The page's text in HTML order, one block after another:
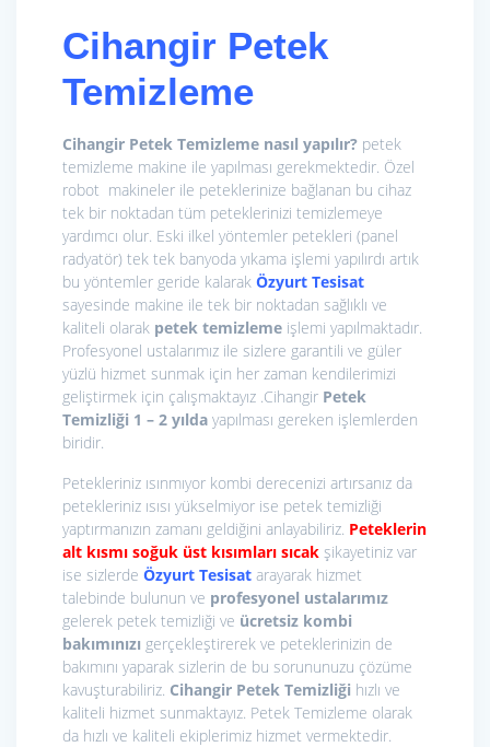
Cihangir Petek
Temizleme
Cihangir Petek Temizleme nasıl yapılır? petek
temizleme makine ile yapılması gerekmektedir. Özel
robot makineler ile peteklerinize bağlanan bu cihaz
tek bir noktadan tüm peteklerinizi temizlemeye
yardımcı olur. Eski ilkel yöntemler petekleri (panel
radyatör) tek tek banyoda yıkama işlemi yapılırdı artık
bu yöntemler geride kalarak Özyurt Tesisat
sayesinde makine ile tek bir noktadan sağlıklı ve
kaliteli olarak petek temizleme işlemi yapılmaktadır.
Profesyonel ustalarımız ile sizlere garantili ve güler
yüzlü hizmet sunmak için her zaman kendilerimizi
geliştirmek için çalışmaktayız .Cihangir Petek
Temizliği 1 – 2 yılda yapılması gereken işlemlerden
biridir.
Petekleriniz ısınmıyor kombi derecenizi artırsanız da
petekleriniz ısısı yükselmiyor ise petek temizliği
yaptırmanızın zamanı geldiğini anlayabiliriz. Peteklerin
alt kısmı soğuk üst kısımları sıcak şikayetiniz var
ise sizlerde Özyurt Tesisat arayarak hizmet
talebinde bulunun ve profesyonel ustalarımız
gelerek petek temizliği ve ücretsiz kombi
bakımınızı gerçekleştirerek ve peteklerinizin de
bakımını yaparak sizlerin de bu sorununuzu çözüme
kavuşturabiliriz. Cihangir Petek Temizliği hızlı ve
kaliteli hizmet sunmaktayız. Petek Temizleme olarak
da hızlı ve kaliteli ekiplerimiz hizmet vermektedir.